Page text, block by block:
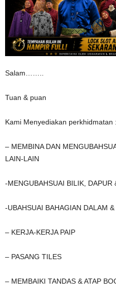
Salam……..
Tuan & puan
Kami Menyediakan perkhidmatan :
– MEMBINA DAN
LAIN-LAIN
-MENGUBAHSUAI BILIK, DAPUR
-UBAHSUAI BAHAGIAN DALAM
– KERJA-KERJA PAIP
– PASANG TILES
– MEMBAIKI TANDAS & ATAP